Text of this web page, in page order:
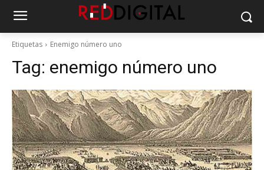
Etiquetas Enemigo número uno
Tag: enemigo número uno